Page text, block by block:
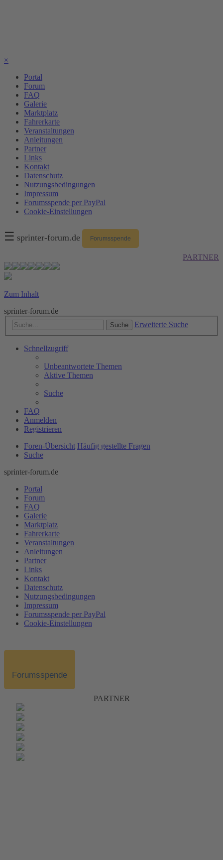
×
Portal
Forum
FAQ
Galerie
Marktplatz
Fahrerkarte
Veranstaltungen
Anleitungen
Partner
Links
Kontakt
Datenschutz
Nutzungsbedingungen
Impressum
Forumsspende per PayPal
Cookie-Einstellungen
☰ sprinter-forum.de Forumsspende
PARTNER
Zum Inhalt
sprinter-forum.de
Suche Erweiterte Suche
Schnellzugriff
Unbeantwortete Themen
Aktive Themen
Suche
FAQ
Anmelden
Registrieren
Foren-Übersicht Häufig gestellte Fragen
Suche
sprinter-forum.de
Portal
Forum
FAQ
Galerie
Marktplatz
Fahrerkarte
Veranstaltungen
Anleitungen
Partner
Links
Kontakt
Datenschutz
Nutzungsbedingungen
Impressum
Forumsspende per PayPal
Cookie-Einstellungen
Forumsspende
PARTNER